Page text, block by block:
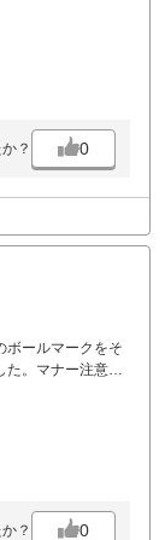
。プレイ代等考
？ 0
ボールマークをそ
た。マナー注意の
？ 0